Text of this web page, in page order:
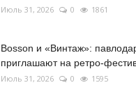
Июль 31, 2026 0 1861
Bosson и «Винтаж»:
приглашают на ретро-
Июль 31, 2026 0 1595